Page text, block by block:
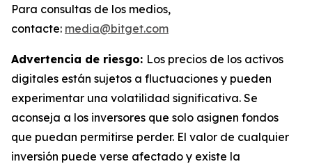
Para consultas de los medios,
contacte: media@bitget.com
Advertencia de riesgo: Los precios de los activos
digitales están sujetos a fluctuaciones y pueden
experimentar una volatilidad significativa. Se
aconseja a los inversores que solo asignen fondos
que puedan permitirse perder. El valor de cualquier
inversión puede verse afectado y existe la